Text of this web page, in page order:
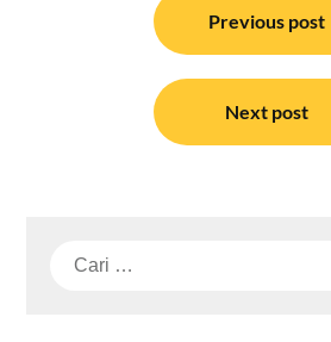
Previous post
Next post
Cari